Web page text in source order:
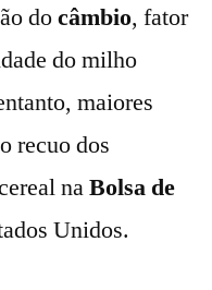
docâmbio, fator
do milho
maiores
recuo dos
naBolsa de
Unidos.